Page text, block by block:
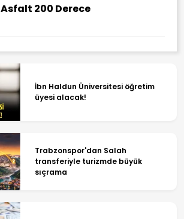
Asfalt 200 Derece
İbn Haldun Üniversitesi öğretim
üyesi alacak!
Trabzonspor'dan Salah
transferiyle turizmde büyük
sıçrama